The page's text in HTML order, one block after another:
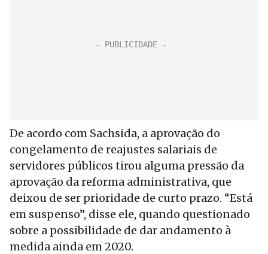
De acordo com Sachsida, a aprovação do
congelamento de reajustes salariais de
servidores públicos tirou alguma pressão da
aprovação da reforma administrativa, que
deixou de ser prioridade de curto prazo. “Está
em suspenso”, disse ele, quando questionado
sobre a possibilidade de dar andamento à
medida ainda em 2020.